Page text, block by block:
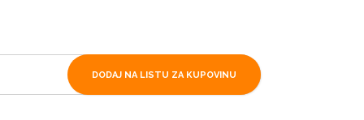
DODAJ NA LISTU ZA KUPOVINU